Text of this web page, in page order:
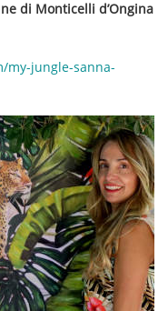
di Monticelli d’Ongina
my-jungle-sanna-